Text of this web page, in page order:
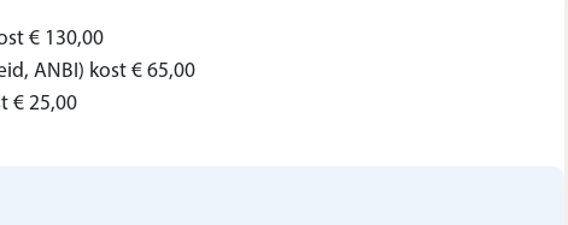
€ 130,00
ANBI) kost € 65,00
€ 25,00